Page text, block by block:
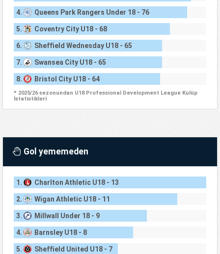
4. Queens Park Rangers Under 18 - 76
5. Coventry City U18 - 68
6. Sheffield Wednesday U18 - 65
7. Swansea City U18 - 65
8. Bristol City U18 - 64
* 2025/26 sezonundan U18 Professional Development League Kulüp
İstatistikleri
Gol yememeden
1. Charlton Athletic U18 - 13
2. Wigan Athletic U18 - 11
3. Millwall Under 18 - 9
4. Barnsley U18 - 8
5. Sheffield United U18 - 7